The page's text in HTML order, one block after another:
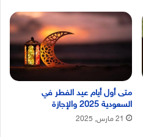
متى أول أيام عيد الفطر في
السعودية 2025 والإجازة
21 مارس, 2025